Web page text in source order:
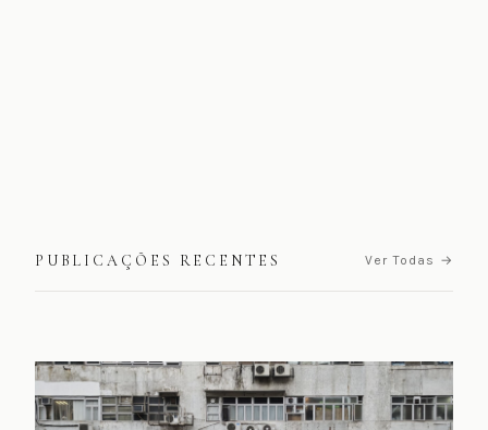
PUBLICAÇÕES RECENTES Ver Todas →